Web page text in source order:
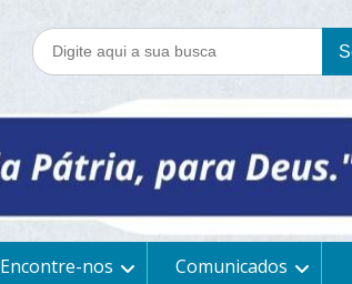
Encontre-nos
Comunicados